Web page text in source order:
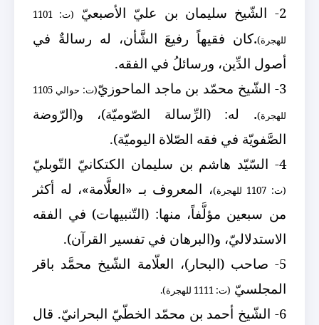
2- الشّيخ سليمان بن عليّ الأصبعيّ
(ت: 1101
للهجرة).كان فقيهاً رفيعَ الشَّأن، له رسالةٌ في
أصول الدِّين، ورسائلُ في الفقه.
3- الشّيخ محمّد بن ماجد الماحوزيّ
(ت: حوالي 1105
للهجرة).
له: (الرِّسالة الصّوميّة)، و(الرّوضة
الصَّفويّة في فقه الصّلاة اليوميّة).
4- السّيّد هاشم بن سليمان الكتكانيّ التّوبليّ
(ت: 1107 للهجرة)
، المعروف بـ «العلَّامة»، له أكثر
من سبعين مؤلَّفاً، منها: (التّنبيهات) في الفقه
الاستدلاليّ، و(البرهان في تفسير القرآن).
5- صاحب (البحار)،
العلّامة الشّيخ محمَّد باقر
المجلسيّ (ت: 1111 للهجرة).
6- الشّيخ أحمد بن محمّد الخطّيّ البحرانيّ. قال